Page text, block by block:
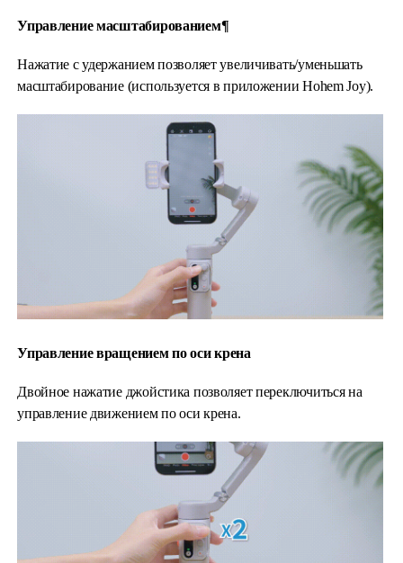
Управление масштабированием¶
Нажатие с удержанием позволяет увеличивать/уменьшать
масштабирование (используется в приложении Hohem Joy).
Управление вращением по оси крена
Двойное нажатие джойстика позволяет переключиться на
управление движением по оси крена.